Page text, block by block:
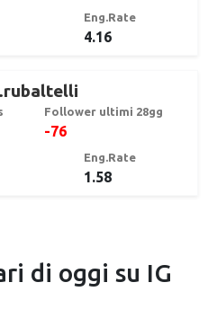
Eng.Rate
4.16
Follower ultimi 28gg
-76
Eng.Rate
1.58
di oggi su IG